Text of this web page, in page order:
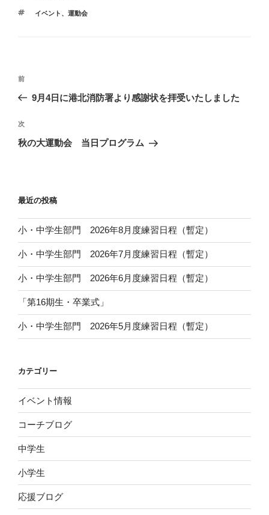
ゴ
タ
イベント 、 運動会
投
ビ
ゲ
ン
前
の
稿
前
9月4日に港北消防署より感謝状を拝受いたしました
次
の
次
秋の大運動会 当日プログラム
最近の投稿
小・中学生部門 2026年8月度練習日程（暫定）
小・中学生部門 2026年7月度練習日程（暫定）
小・中学生部門 2026年6月度練習日程（暫定）
「第16期生・卒業式」
小・中学生部門 2026年5月度練習日程（暫定）
カテゴリー
イベント情報
コーチブログ
中学生
小学生
応援ブログ